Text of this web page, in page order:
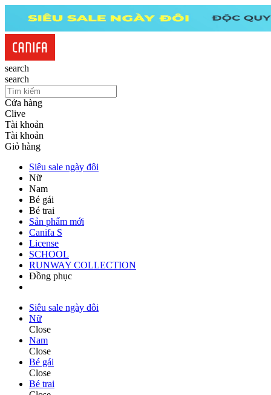
search
search
Cửa hàng
Clive
Tài khoản
Tài khoản
Giỏ hàng
Siêu sale ngày đôi
Nữ
Nam
Bé gái
Bé trai
Sản phẩm mới
Canifa S
License
SCHOOL
RUNWAY COLLECTION
Đồng phục
Siêu sale ngày đôi
Nữ
Close
Nam
Close
Bé gái
Close
Bé trai